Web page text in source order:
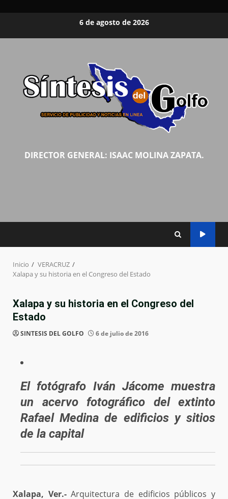
6 de agosto de 2026
DIRECTOR GENERAL: ISAAC MOLINA ZAPATA.
Inicio
VERACRUZ
Xalapa y su historia en el Congreso del Estado
Xalapa y su historia en el Congreso del
Estado
SINTESIS DEL GOLFO 6 de julio de 2016
El fotógrafo Iván Jácome muestra
un acervo fotográfico del extinto
Rafael Medina de edificios y sitios
de la capital
Xalapa, Ver.-Arquitectura de edificios públicos y